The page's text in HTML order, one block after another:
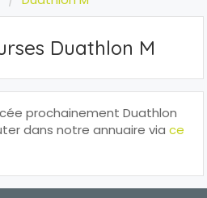
Duathlon M
prochainement Duathlon
dans notre annuaire via ce